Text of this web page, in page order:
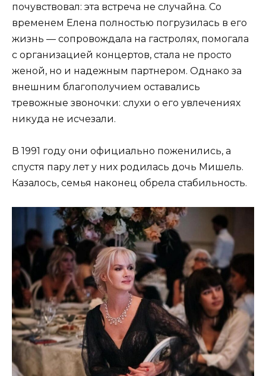
почувствовал: эта встреча не случайна. Со
временем Елена полностью погрузилась в его
жизнь — сопровождала на гастролях, помогала
с организацией концертов, стала не просто
женой, но и надежным партнером. Однако за
внешним благополучием оставались
тревожные звоночки: слухи о его увлечениях
никуда не исчезали.
В 1991 году они официально поженились, а
спустя пару лет у них родилась дочь Мишель.
Казалось, семья наконец обрела стабильность.